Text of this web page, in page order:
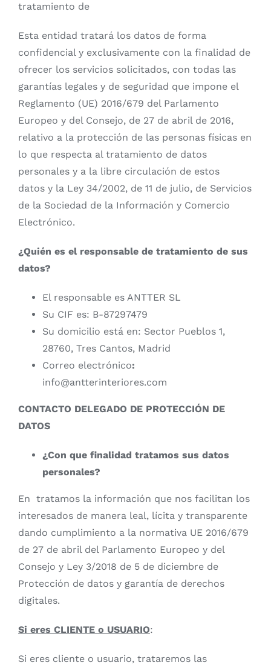
tratamiento de
Esta entidad tratará los datos de forma
confidencial y exclusivamente con la finalidad de
ofrecer los servicios solicitados, con todas las
garantías legales y de seguridad que impone el
Reglamento (UE) 2016/679 del Parlamento
Europeo y del Consejo, de 27 de abril de 2016,
relativo a la protección de las personas físicas en
lo que respecta al tratamiento de datos
personales y a la libre circulación de estos
datos y la Ley 34/2002, de 11 de julio, de Servicios
de la Sociedad de la Información y Comercio
Electrónico.
¿Quién es el responsable de tratamiento de sus
datos?
El responsable es ANTTER SL
Su CIF es: B-87297479
Su domicilio está en: Sector Pueblos 1,
28760, Tres Cantos, Madrid
Correo electrónico:
info@antterinteriores.com
CONTACTO DELEGADO DE PROTECCIÓN DE
DATOS
¿Con que finalidad tratamos sus datos
personales?
En tratamos la información que nos facilitan los
interesados de manera leal, lícita y transparente
dando cumplimiento a la normativa UE 2016/679
de 27 de abril del Parlamento Europeo y del
Consejo y Ley 3/2018 de 5 de diciembre de
Protección de datos y garantía de derechos
digitales.
Si eres CLIENTE o USUARIO:
Si eres cliente o usuario, trataremos las